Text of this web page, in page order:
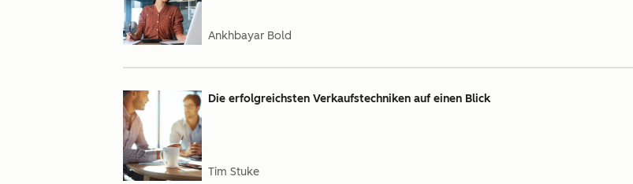
Ankhbayar Bold
Die erfolgreichsten Verkaufstechniken auf einen Blick
Tim Stuke